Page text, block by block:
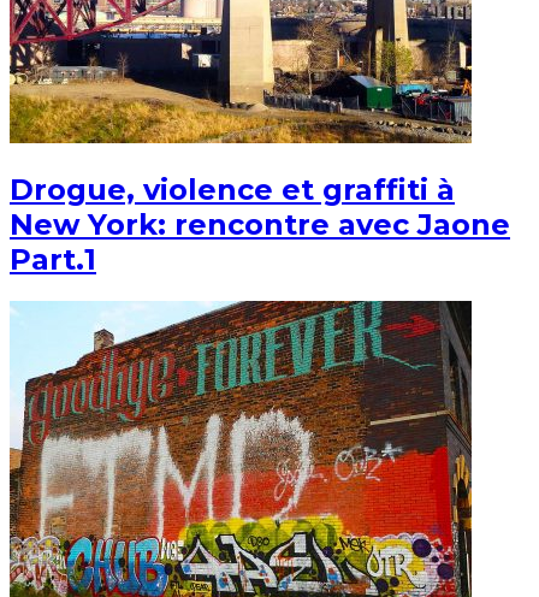
Drogue, violence et graffiti à
New York: rencontre avec Jaone
Part.1